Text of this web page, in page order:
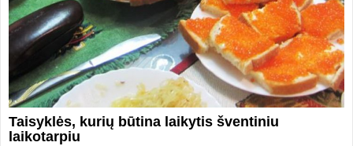
Taisyklės, kurių būtina laikytis šventiniu
laikotarpiu